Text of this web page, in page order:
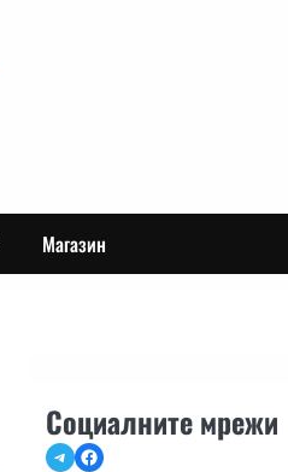
Магазин
Социалните мрежи
TelegramFacebook